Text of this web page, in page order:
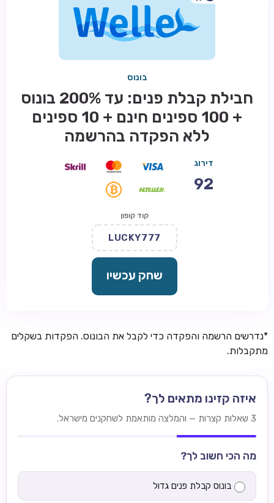
בונוס
חבילת קבלת פנים: עד 200% בונוס
+ 100 ספינים חינם + 10 ספינים
ללא הפקדה בהרשמה
דירוג
92
קוד קופון
LUCKY777
שחק עכשיו
*נדרשים הרשמה והפקדה כדי לקבל את הבונוס. הפקדות בשקלים
מתקבלות.
איזה קזינו מתאים לך?
3 שאלות קצרות — והמלצה מותאמת לשחקנים מישראל.
מה הכי חשוב לך?
בונוס קבלת פנים גדול